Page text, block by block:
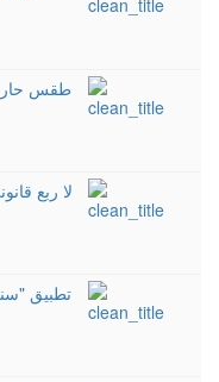
طقس حار
لا ربع
تطبيق